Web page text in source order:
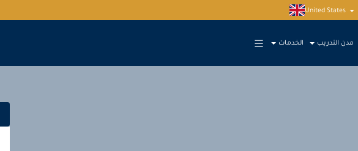
United States
الخدمات مدن التدريب